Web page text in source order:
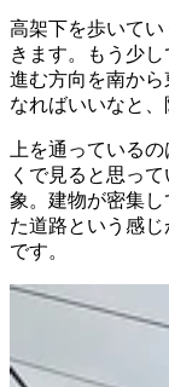
高架下を歩いて
きます。もう少
進む方向を南か
なればいいなと、
上を通っている
くで見ると思っ
象。建物が密集
た道路という感
です。